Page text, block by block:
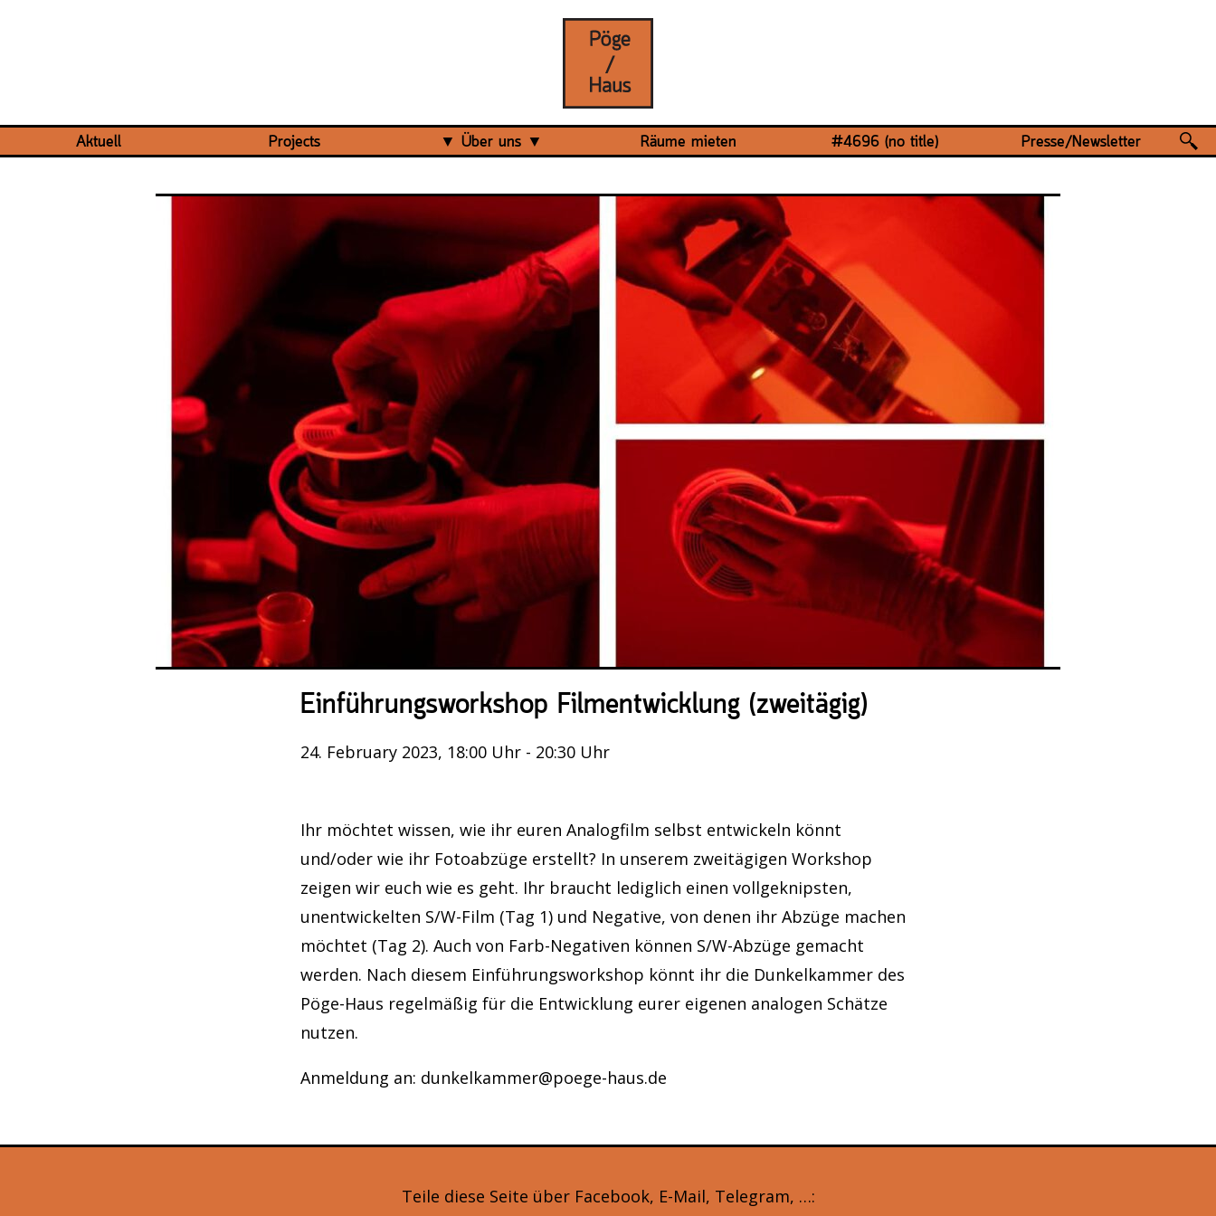
Aktuell Projects
Über uns
Organisation
Mitarbeit
Veranstaltungsrückblick
Kontakt und Anfahrt
Datenschutz
Räume mieten #4696 (no title) Presse/Newsletter
Einführungsworkshop Filmentwicklung (zweitägig)
24. February 2023, 18:00 Uhr - 20:30 Uhr
Ihr möchtet wissen, wie ihr euren Analogfilm selbst entwickeln könnt
und/oder wie ihr Fotoabzüge erstellt? In unserem zweitägigen Workshop
zeigen wir euch wie es geht. Ihr braucht lediglich einen vollgeknipsten,
unentwickelten S/W-Film (Tag 1) und Negative, von denen ihr Abzüge machen
möchtet (Tag 2). Auch von Farb-Negativen können S/W-Abzüge gemacht
werden. Nach diesem Einführungsworkshop könnt ihr die Dunkelkammer des
Pöge-Haus regelmäßig für die Entwicklung eurer eigenen analogen Schätze
nutzen.
Anmeldung an: dunkelkammer@poege-haus.de
Teile diese Seite über Facebook, E-Mail, Telegram, …: